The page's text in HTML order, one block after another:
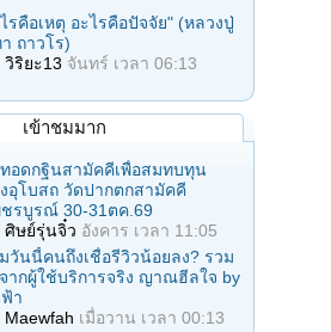
ไรคือเหตุ อะไรคือปัจจัย" (หลวงปู่
ถาวโร)
วิริยะ13 จันทร์ เวลา 06:13
เข้าชมมาก
อดกฐินสามัคคีเพื่อสมทบทุน
อุโบสถ วัดปากตกสามัคคี
ชรบูรณ์ 30-31ตค.69
ศิษย์รุ่นจิ๋ว อังคาร เวลา 11:05
วันนี้คนถึงเชื่อรีวิวน้อยลง? รวม
ากผู้ใช้บริการจริง ญาณฮีลใจ by
า
Maewfah เมื่อวาน เวลา 00:13